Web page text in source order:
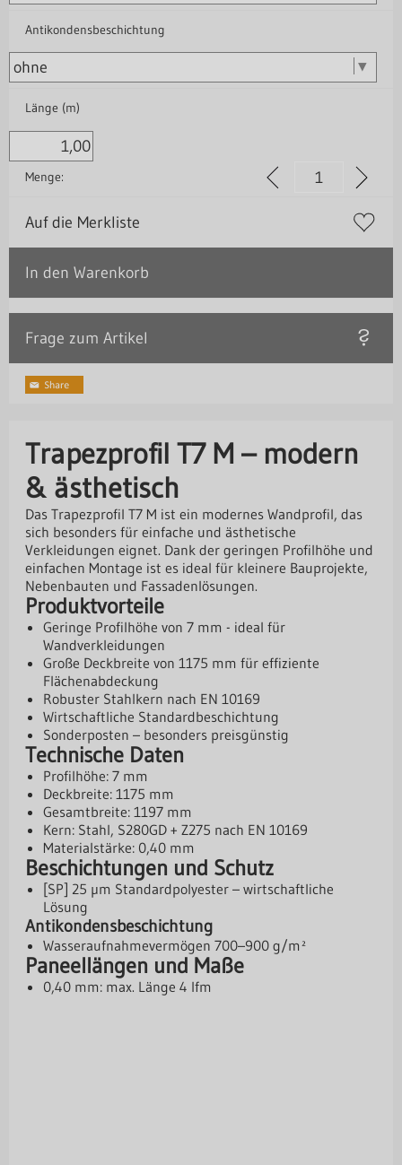
Antikondensbeschichtung
Länge (m)
Menge:
Auf die Merkliste
In den Warenkorb
Frage zum Artikel
Trapezprofil T7 M – modern
& ästhetisch
Das Trapezprofil T7 M ist ein modernes Wandprofil, das
sich besonders für einfache und ästhetische
Verkleidungen eignet. Dank der geringen Profilhöhe und
einfachen Montage ist es ideal für kleinere Bauprojekte,
Nebenbauten und Fassadenlösungen.
Produktvorteile
Geringe Profilhöhe von 7 mm - ideal für
Wandverkleidungen
Große Deckbreite von 1175 mm für effiziente
Flächenabdeckung
Robuster Stahlkern nach EN 10169
Wirtschaftliche Standardbeschichtung
Sonderposten – besonders preisgünstig
Technische Daten
Profilhöhe: 7 mm
Deckbreite: 1175 mm
Gesamtbreite: 1197 mm
Kern: Stahl, S280GD + Z275 nach EN 10169
Materialstärke: 0,40 mm
Beschichtungen und Schutz
[SP] 25 µm Standardpolyester – wirtschaftliche
Lösung
Antikondensbeschichtung
Wasseraufnahmevermögen 700–900 g/m²
Paneellängen und Maße
0,40 mm: max. Länge 4 lfm